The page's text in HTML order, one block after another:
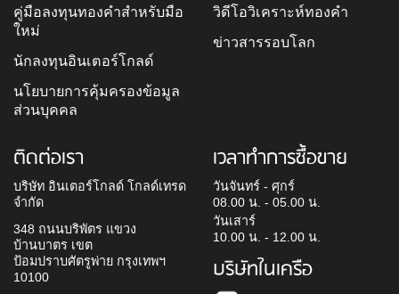
คู่มือลงทุนทองคำสำหรับมือ
ใหม่
นักลงทุนอินเตอร์โกลด์
นโยบายการคุ้มครองข้อมูล
ส่วนบุคคล
วิดีโอวิเคราะห์ทองคำ
ข่าวสารรอบโลก
ติดต่อเรา
บริษัท อินเตอร์โกลด์ โกลด์เทรด
จำกัด
348 ถนนบริพัตร แขวง
บ้านบาตร เขต
ป้อมปราบศัตรูพ่าย กรุงเทพฯ
10100
เวลาทำการซื้อขาย
วันจันทร์ - ศุกร์
08.00 น. - 05.00 น.
วันเสาร์
10.00 น. - 12.00 น.
บริษัทในเครือ